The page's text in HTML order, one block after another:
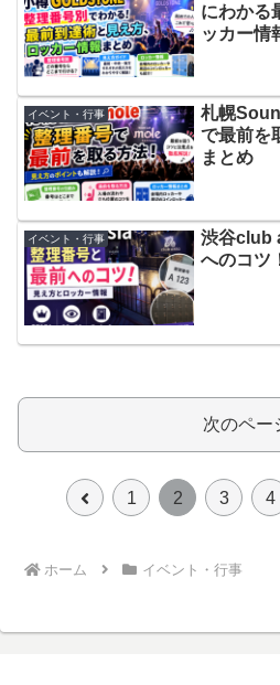
にわかる
ッカー情
イベント・行事
札幌
で最前を
まとめ
イベント・行事
渋谷club
へのコツ
次のペー
前
1 2 3 4
ホーム イベント・行事